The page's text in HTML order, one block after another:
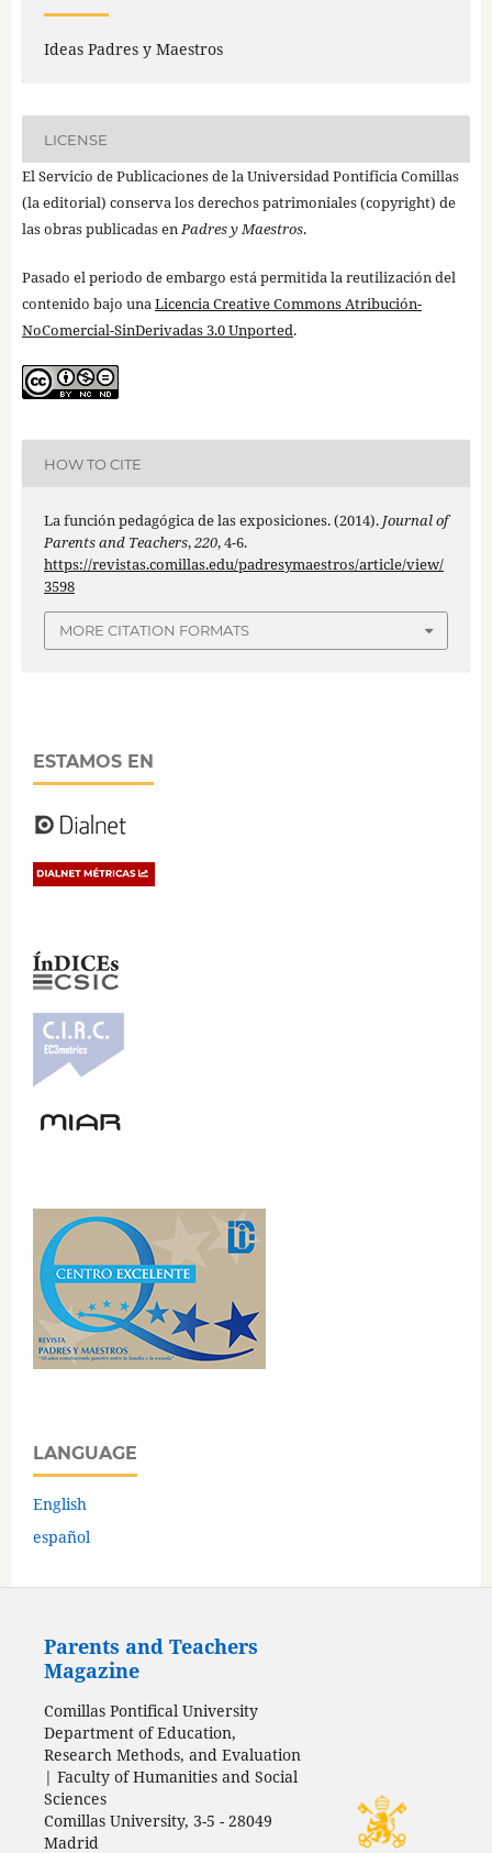
Ideas Padres y Maestros
LICENSE
El Servicio de Publicaciones de la Universidad Pontificia Comillas
(la editorial) conserva los derechos patrimoniales (copyright) de
las obras publicadas enPadres y Maestros.
Pasado el periodo de embargo está permitida la reutilización del
contenido bajo unaLicencia Creative Commons Atribución-
NoComercial-SinDerivadas 3.0 Unported.
HOW TO CITE
La función pedagógica de las exposiciones. (2014). Journal of
Parents and Teachers,220, 4-6.
https://revistas.comillas.edu/padresymaestros/article/view/
3598
MORE CITATION FORMATS
ESTAMOS EN
LANGUAGE
English
español
Parents and Teachers
Magazine
Comillas Pontifical University
Department of Education,
Research Methods, and Evaluation
| Faculty of Humanities and Social
Sciences
Comillas University, 3-5 - 28049
Madrid